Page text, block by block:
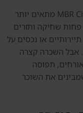
בחלק מהמקרים Creek Harbour מול MBR City מתאים יותר
שחיקה ותזרים
או נכסים על
אבל השכרה קצרה
אורחים, תפוסה
את השוכר